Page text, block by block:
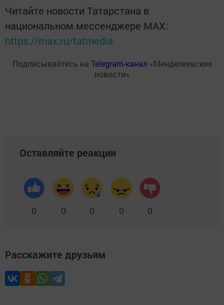
Читайте новости Татарстана в
национальном мессенджере MАХ:
https://max.ru/tatmedia
Подписывайтесь на Telegram-канал «Менделеевские
новости»
Оставляйте реакции
0 0 0 0 0
Расскажите друзьям